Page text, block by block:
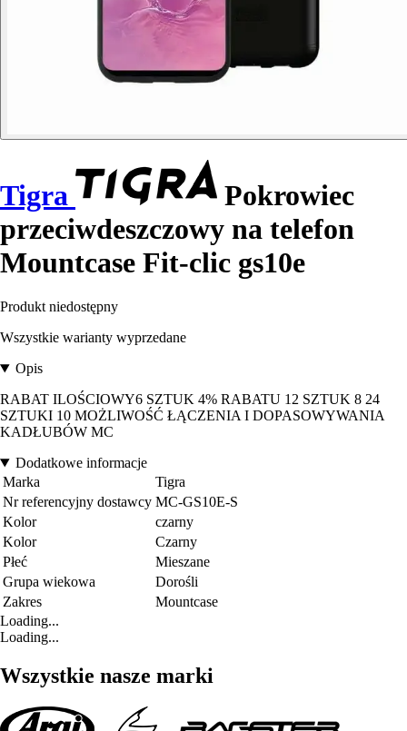
Tigra
Pokrowiec
przeciwdeszczowy na telefon
Mountcase Fit-clic gs10e
Produkt niedostępny
Wszystkie warianty wyprzedane
Opis
RABAT ILOŚCIOWY6 SZTUK 4% RABATU 12 SZTUK 8 24
SZTUKI 10 MOŻLIWOŚĆ ŁĄCZENIA I DOPASOWYWANIA
KADŁUBÓW MC
Dodatkowe informacje
Marka
Tigra
Nr referencyjny dostawcy MC-GS10E-S
Kolor
czarny
Kolor
Czarny
Płeć
Mieszane
Grupa wiekowa
Dorośli
Zakres
Mountcase
Loading...
Loading...
Wszystkie nasze marki